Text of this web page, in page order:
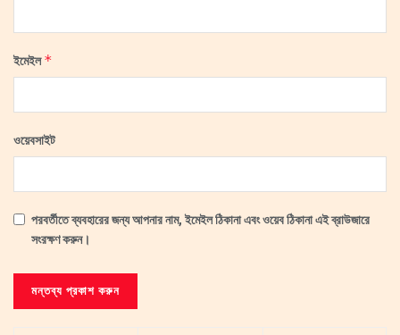
ইমেইল*
ওয়েবসাইট
পরবর্তীতে ব্যবহারের জন্য আপনার নাম, ইমেইল ঠিকানা এবং ওয়েব ঠিকানা এই ব্রাউজারে
সংরক্ষণ করুন।